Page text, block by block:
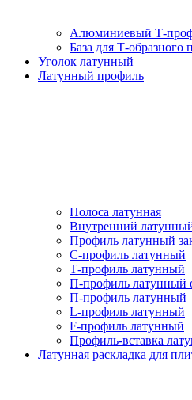
Алюминиевый Т-
База для Т-образного
Уголок латунный
Латунный профиль
Полоса латунная
Внутренний
Профиль латунный
С-профиль латунный
Т-профиль латунный
П-профиль латунный
П-профиль латунный
L-профиль латунный
F-профиль латунный
Профиль-вставка
Латунная раскладка для